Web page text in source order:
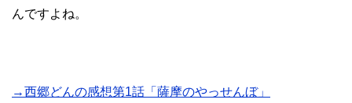
んですよね。
→西郷どんの感想第1話「薩摩のやっせんぼ」